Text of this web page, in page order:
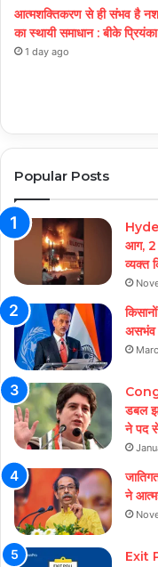
आत्मशक्तिकरण से ही संभव है नशा
का स्थायी समाधान : बीके प्रियंका
1 day ago
Popular Posts
आग, 2
व्यक्त
असभंव
डबल
ने पद से
ने
Exit